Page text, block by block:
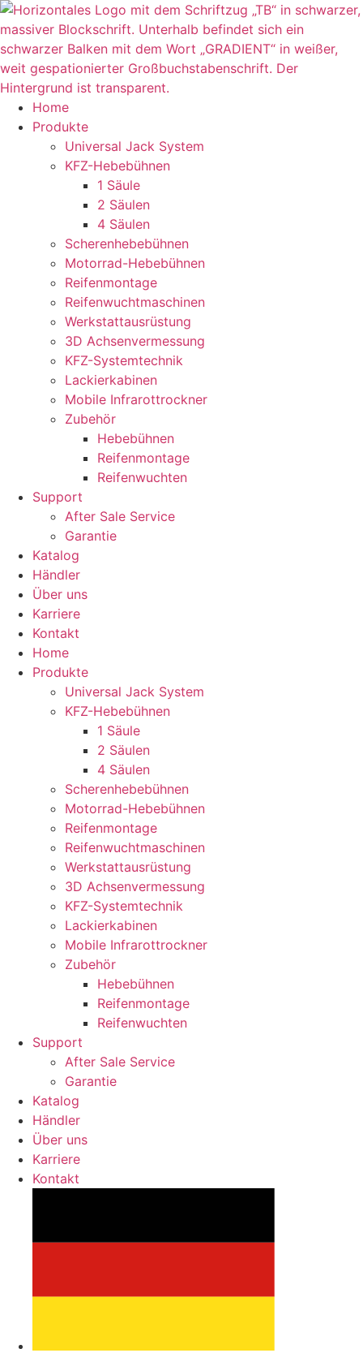
Zum
Inhalt
wechseln
Home
Produkte
Universal Jack System
KFZ-Hebebühnen
1 Säule
2 Säulen
4 Säulen
Scherenhebebühnen
Motorrad-Hebebühnen
Reifenmontage
Reifenwuchtmaschinen
Werkstattausrüstung
3D Achsenvermessung
KFZ-Systemtechnik
Lackierkabinen
Mobile Infrarottrockner
Zubehör
Hebebühnen
Reifenmontage
Reifenwuchten
Support
After Sale Service
Garantie
Katalog
Händler
Über uns
Karriere
Kontakt
Home
Produkte
Universal Jack System
KFZ-Hebebühnen
1 Säule
2 Säulen
4 Säulen
Scherenhebebühnen
Motorrad-Hebebühnen
Reifenmontage
Reifenwuchtmaschinen
Werkstattausrüstung
3D Achsenvermessung
KFZ-Systemtechnik
Lackierkabinen
Mobile Infrarottrockner
Zubehör
Hebebühnen
Reifenmontage
Reifenwuchten
Support
After Sale Service
Garantie
Katalog
Händler
Über uns
Karriere
Kontakt